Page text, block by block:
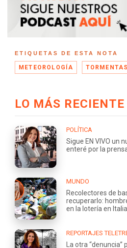
ETIQUETAS DE ESTA NOTA
METEOROLOGÍA
LO MÁS RECIENTE
POLÍTICA
Sigue EN VIVO un
enteré por la
MUNDO
Recolectores de
recuperarlo:
en la lotería en
REPORTAJES
La otra